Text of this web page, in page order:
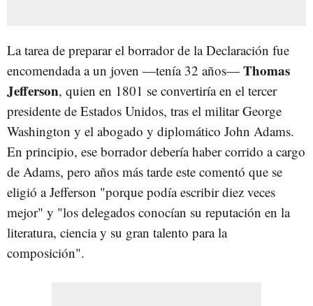
La tarea de preparar el borrador de la Declaración fue
encomendada a un joven —tenía 32 años— Thomas
Jefferson, quien en 1801 se convertiría en el tercer
presidente de Estados Unidos, tras el militar George
Washington y el abogado y diplomático John Adams.
En principio, ese borrador debería haber corrido a cargo
de Adams, pero años más tarde este comentó que se
eligió a Jefferson "porque podía escribir diez veces
mejor" y "los delegados conocían su reputación en la
literatura, ciencia y su gran talento para la
composición".